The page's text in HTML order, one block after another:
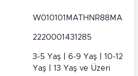
W010101MATHNR88MA
2220001431285
3-5 Yaş | 6-9 Yaş | 10-12
Yaş | 13 Yaş ve Üzeri